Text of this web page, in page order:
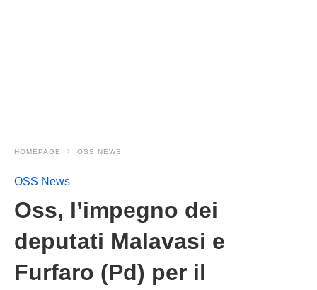
HOMEPAGE OSS NEWS
OSS News
Oss, l’impegno dei
deputati Malavasi e
Furfaro (Pd) per il